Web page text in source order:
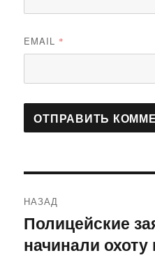
EMAIL *
по
записям
НАЗАД
Предыдущая
запись:
Полицейские
начинали